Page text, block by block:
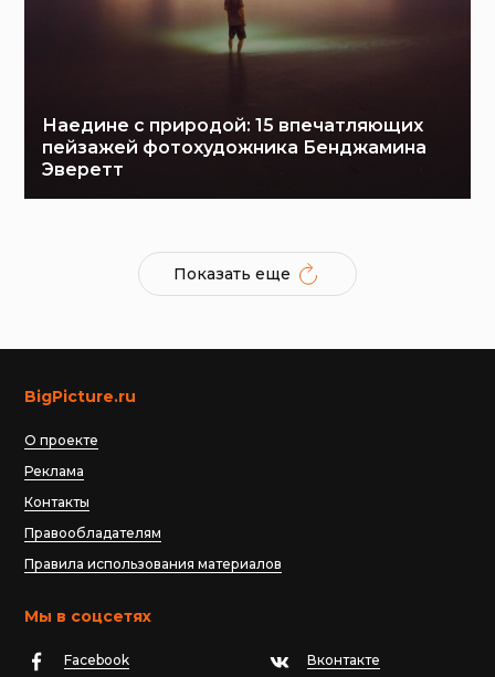
Наедине с природой: 15 впечатляющих
пейзажей фотохудожника Бенджамина
Эверетт
Показать еще
BigPicture.ru
О проекте
Реклама
Контакты
Правообладателям
Правила использования материалов
Мы в соцсетях
Facebook Вконтакте